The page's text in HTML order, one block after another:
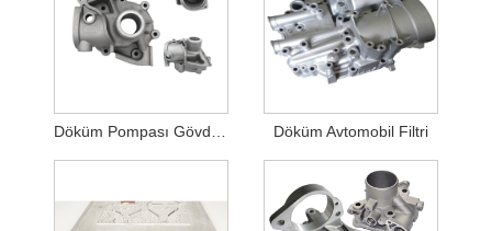
Döküm Pompası Gövdəsi Döküm Avtomobil Filtri